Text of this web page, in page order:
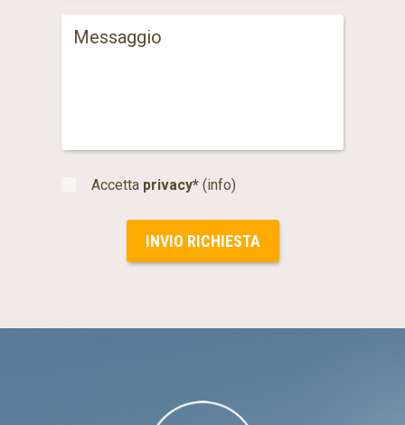
Accetta privacy* (info)
INVIO RICHIESTA